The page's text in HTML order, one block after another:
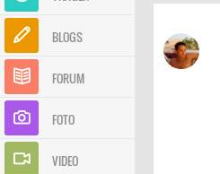
BLOGS
FORUM
FOTO
VIDEO